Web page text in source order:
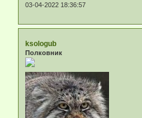
03-04-2022 18:36:57
ksologub
Полковник